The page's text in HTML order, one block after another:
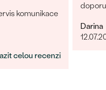
komunikace
celou recenzi
Darina